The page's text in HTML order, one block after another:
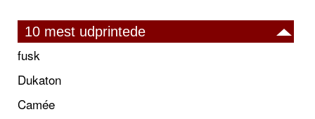
10 mest udprintede
fusk
Dukaton
Camée